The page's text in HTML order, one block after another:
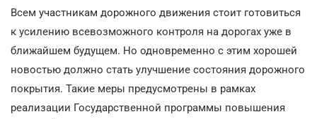
Всем участникам дорожного движения стоит готовиться
к усилению всевозможного контроля на дорогах уже в
ближайшем будущем. Но одновременно с этим хорошей
новостью должно стать улучшение состояния дорожного
покрытия. Такие меры предусмотрены в рамках
реализации Государственной программы повышения